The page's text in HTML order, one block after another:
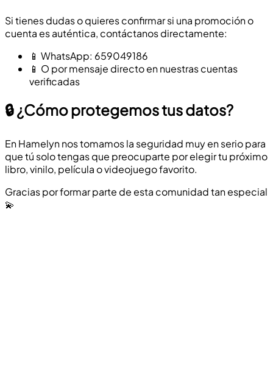
Si tienes dudas o quieres confirmar si una promoción o
cuenta es auténtica, contáctanos directamente:
📱 WhatsApp: 659049186
📱 O por mensaje directo en nuestras cuentas
verificadas
🔒 ¿Cómo protegemos tus datos?
En Hamelyn nos tomamos la seguridad muy en serio para
que tú solo tengas que preocuparte por elegir tu próximo
libro, vinilo, película o videojuego favorito.
Gracias por formar parte de esta comunidad tan especial
💫